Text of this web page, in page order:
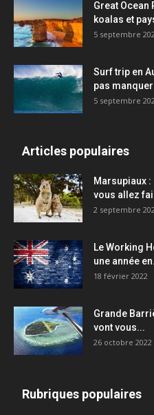
Great Ocean
koalas et
5 septembre
Surf trip en
pas manquer
5 septembre
Articles populaires
Marsupiaux
vous allez
2 septembre
Le Working
une année
18 février 2022
Grande
vont vous...
26 octobre 2022
Rubriques populaires